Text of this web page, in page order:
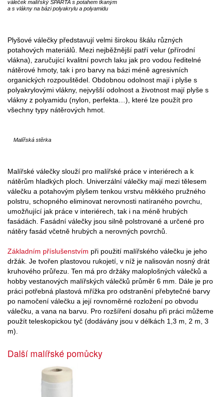
váleček malířský SPARTA s potahem tkaným
a s vlákny na bázi polyakrylu a polyamidu
Plyšové válečky představují velmi širokou škálu různých
potahových materiálů. Mezi nejběžnější patří velur (přírodní
vlákna), zaručující kvalitní povrch laku jak pro vodou ředitelné
nátěrové hmoty, tak i pro barvy na bázi méně agresivních
organických rozpouštědel. Obdobnou odolnost mají i plyše s
polyakrylovými vlákny, nejvyšší odolnost a životnost mají plyše s
vlákny z polyamidu (nylon, perfekta…), které lze použít pro
všechny typy nátěrových hmot.
Malířská stěrka
Malířské válečky slouží pro malířské práce v interiérech a k
nátěrům hladkých ploch. Univerzální válečky mají mezi tělesem
válečku a potahovým plyšem tenkou vrstvu měkkého pružného
polstru, schopného eliminovat nerovnosti natíraného povrchu,
umožňující jak práce v interiérech, tak i na méně hrubých
fasádách. Fasádní válečky jsou silně polstrované a určené pro
nátěry fasád včetně hrubých a nerovných povrchů.
Základním příslušenstvím při použití malířského válečku je jeho
držák. Je tvořen plastovou rukojetí, v níž je nalisován nosný drát
kruhového průřezu. Ten má pro držáky maloplošných válečků a
hobby vestanových malířských válečků průměr 6 mm. Dále je pro
práci potřebná plastová mřížka pro odstranění přebytečné barvy
po namočení válečku a její rovnoměrné rozložení po obvodu
válečku, a vana na barvu. Pro rozšíření dosahu při práci můžeme
použít teleskopickou tyč (dodávány jsou v délkách 1,3 m, 2 m, 3
m).
Další malířské pomůcky